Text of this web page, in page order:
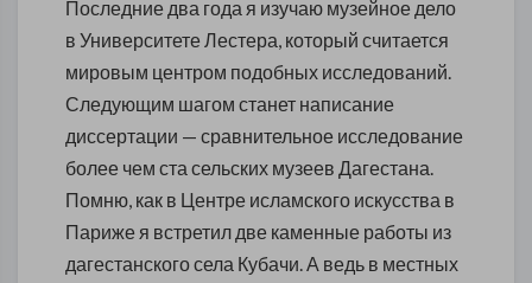
Последние два года я изучаю музейное дело
в Университете Лестера, который считается
мировым центром подобных исследований.
Следующим шагом станет написание
диссертации — сравнительное исследование
более чем ста сельских музеев Дагестана.
Помню, как в Центре исламского искусства в
Париже я встретил две каменные работы из
дагестанского села Кубачи. А ведь в местных